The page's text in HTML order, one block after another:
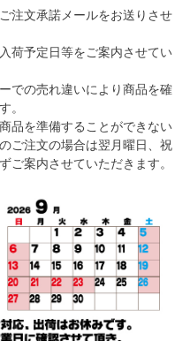
注文承諾メールをお送りさせ
荷予定日等をご案内させてい
での売れ違いにより商品を確
。
品を準備することができない
ご注文の場合は翌月曜日、祝
ご案内させていただきます。